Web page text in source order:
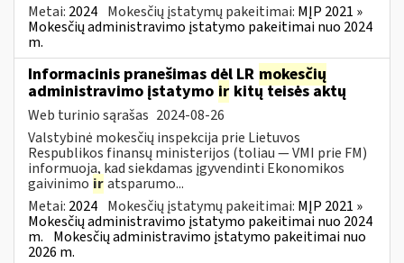
Metai: 2024 Mokesčių įstatymų pakeitimai: MĮP 2021 »
Mokesčių administravimo įstatymo pakeitimai nuo 2024
m.
Informacinis pranešimas dėl LR mokesčių
administravimo įstatymo ir kitų teisės aktų
Web turinio sąrašas 2024-08-26
Valstybinė mokesčių inspekcija prie Lietuvos
Respublikos finansų ministerijos (toliau — VMI prie FM)
informuoja, kad siekdamas įgyvendinti Ekonomikos
gaivinimo iratsparumo...
Metai: 2024 Mokesčių įstatymų pakeitimai: MĮP 2021 »
Mokesčių administravimo įstatymo pakeitimai nuo 2024
m. Mokesčių administravimo įstatymo pakeitimai nuo
2026 m.